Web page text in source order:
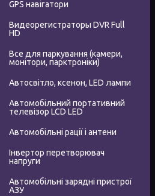
GPS навігатори
Видеорегистраторы DVR Full
HD
Все для паркування (камери,
монітори, парктроніки)
Автосвітло, ксенон, LED лампи
Автомобільний портативний
телевізор LCD LED
Автомобільні рації і антени
Інвертор перетворювач
напруги
Автомобільні зарядні пристрої
АЗУ